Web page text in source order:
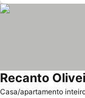
Casa/apartamento
Recanto